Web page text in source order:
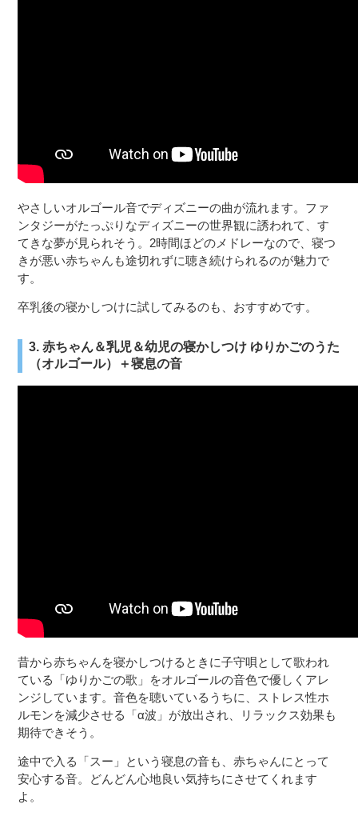
やさしいオルゴール音でディズニーの曲が流れます。ファ
ンタジーがたっぷりなディズニーの世界観に誘われて、す
てきな夢が見られそう。2時間ほどのメドレーなので、寝つ
きが悪い赤ちゃんも途切れずに聴き続けられるのが魅力で
す。
卒乳後の寝かしつけに試してみるのも、おすすめです。
3. 赤ちゃん＆乳児＆幼児の寝かしつけ ゆりかごのうた
（オルゴール）＋寝息の音
昔から赤ちゃんを寝かしつけるときに子守唄として歌われ
ている「ゆりかごの歌」をオルゴールの音色で優しくアレ
ンジしています。音色を聴いているうちに、ストレス性ホ
ルモンを減少させる「α波」が放出され、リラックス効果も
期待できそう。
途中で入る「スー」という寝息の音も、赤ちゃんにとって
安心する音。どんどん心地良い気持ちにさせてくれます
よ。